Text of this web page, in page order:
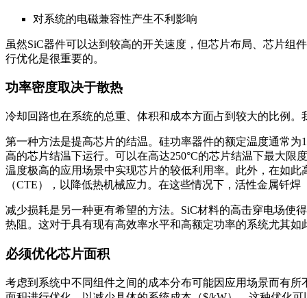
对系统的电磁兼容性产生不利影响
虽然SiC器件可以达到较高的开关速度，但芯片布局、芯片组
行优化是很重要的。
功率密度取决于散热
冷却回路也在系统的总重、体积和成本方面占到较大的比例
第一种方法是提高芯片的结温。硅功率器件的额定温度通常为
高的芯片结温下运行。可以在高达250°C的芯片结温下最大
温度极高的应用场景中实现芯片的较低利用率。此外，在如
（CTE），以降低热机械应力。在这些情况下，活性金属钎
减少损耗是另一种更有希望的方法。SiC材料的高击穿电场使
热阻。这对于具有现有高效率水平和高额定功率的系统尤其
必须优化芯片面积
考虑到系统中不同组件之间的成本分布可能因应用场景而有